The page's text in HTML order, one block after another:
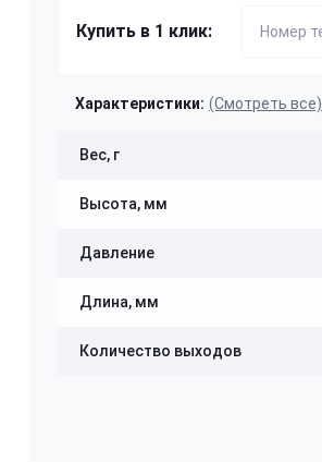
Купить в 1 клик:
Характеристики: (Смотреть все)
Вес, г
Высота, мм
Давление
Длина, мм
Количество выходов